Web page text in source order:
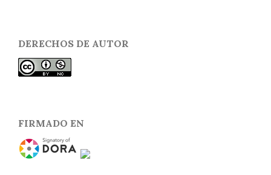
DERECHOS DE AUTOR
FIRMADO EN